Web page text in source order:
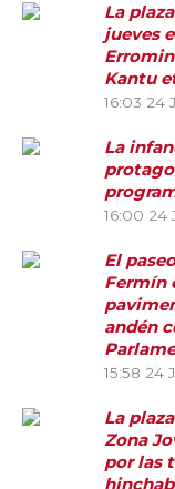
La
jueves
Kantu
16:03 24
La
16:00 24
El
Fermín
andén
15:58 24
La
Zona
por las